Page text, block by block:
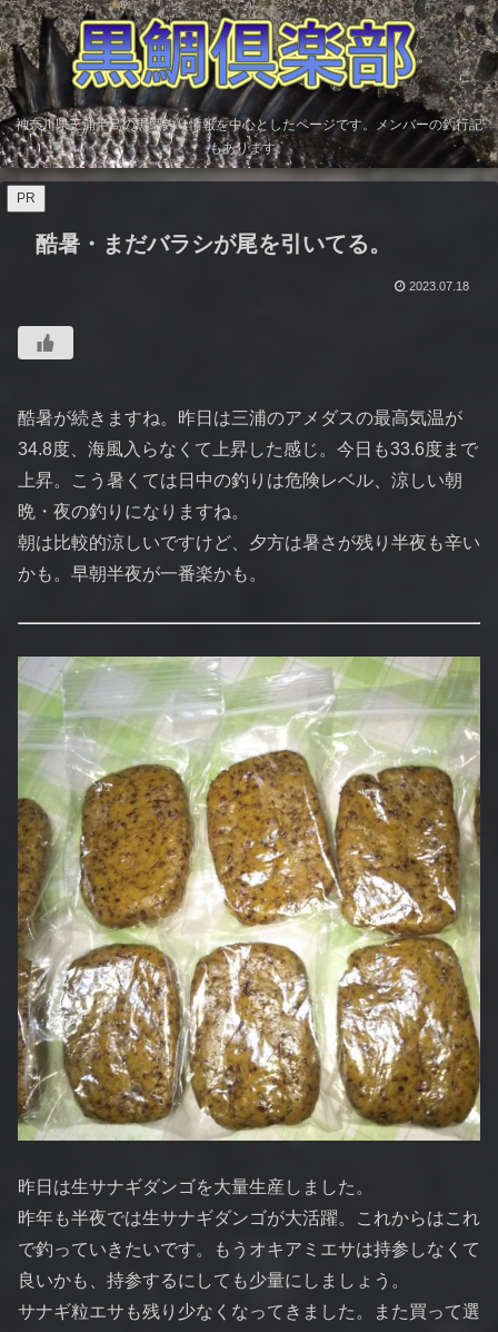
神奈川県三浦半島の黒鯛釣り情報を中心としたページです。メンバーの釣行記
もあります。
PR
酷暑・まだバラシが尾を引いてる。
2023.07.18
酷暑が続きますね。昨日は三浦のアメダスの最高気温が
34.8度、海風入らなくて上昇した感じ。今日も33.6度まで
上昇。こう暑くては日中の釣りは危険レベル、涼しい朝
晩・夜の釣りになりますね。
朝は比較的涼しいですけど、夕方は暑さが残り半夜も辛い
かも。早朝半夜が一番楽かも。
昨日は生サナギダンゴを大量生産しました。
昨年も半夜では生サナギダンゴが大活躍。これからはこれ
で釣っていきたいです。もうオキアミエサは持参しなくて
良いかも、持参するにしても少量にしましょう。
サナギ粒エサも残り少なくなってきました。また買って選